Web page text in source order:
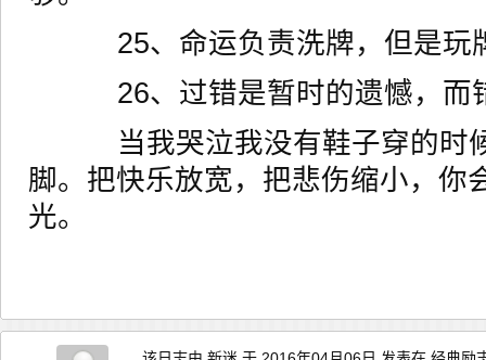
25、命运负责洗牌，但是玩
26、过错是暂时的遗憾，而
当我哭泣我没有鞋子穿的时
脚。把快乐放宽，把悲伤缩小，你
光。